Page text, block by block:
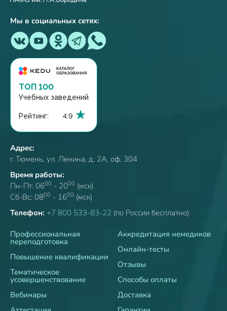
Мы в социальных сетях:
ТОП 100
Учебных заведений
Рейтинг: 4.9
Адрес:
г. Тюмень, ул. Ленина, д. 2А, оф. 304
Время работы:
Пн-Пт: 0600 - 2000 (мск)
Сб-Вс: 0800 - 1600 (мск)
Телефон: +7 800 533-83-22 (по России бесплатно)
Профессиональная
переподготовка
Повышение квалификации
Тематическое
усовершенствование
Вебинары
Аккредитация немедиков
Онлайн-тесты
Отзывы
Способы оплаты
Доставка